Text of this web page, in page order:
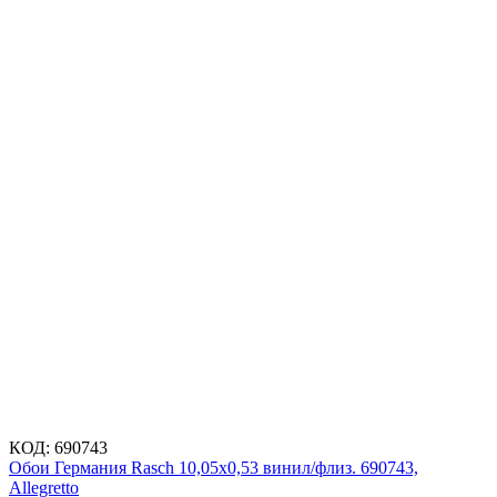
КОД: 690743
Обои Германия Rasch 10,05x0,53 винил/флиз. 690743,
Allegretto